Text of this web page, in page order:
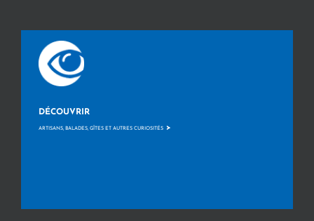
DÉCOUVRIR
ARTISANS, BALADES, GÎTES ET AUTRES CURIOSITÉS >